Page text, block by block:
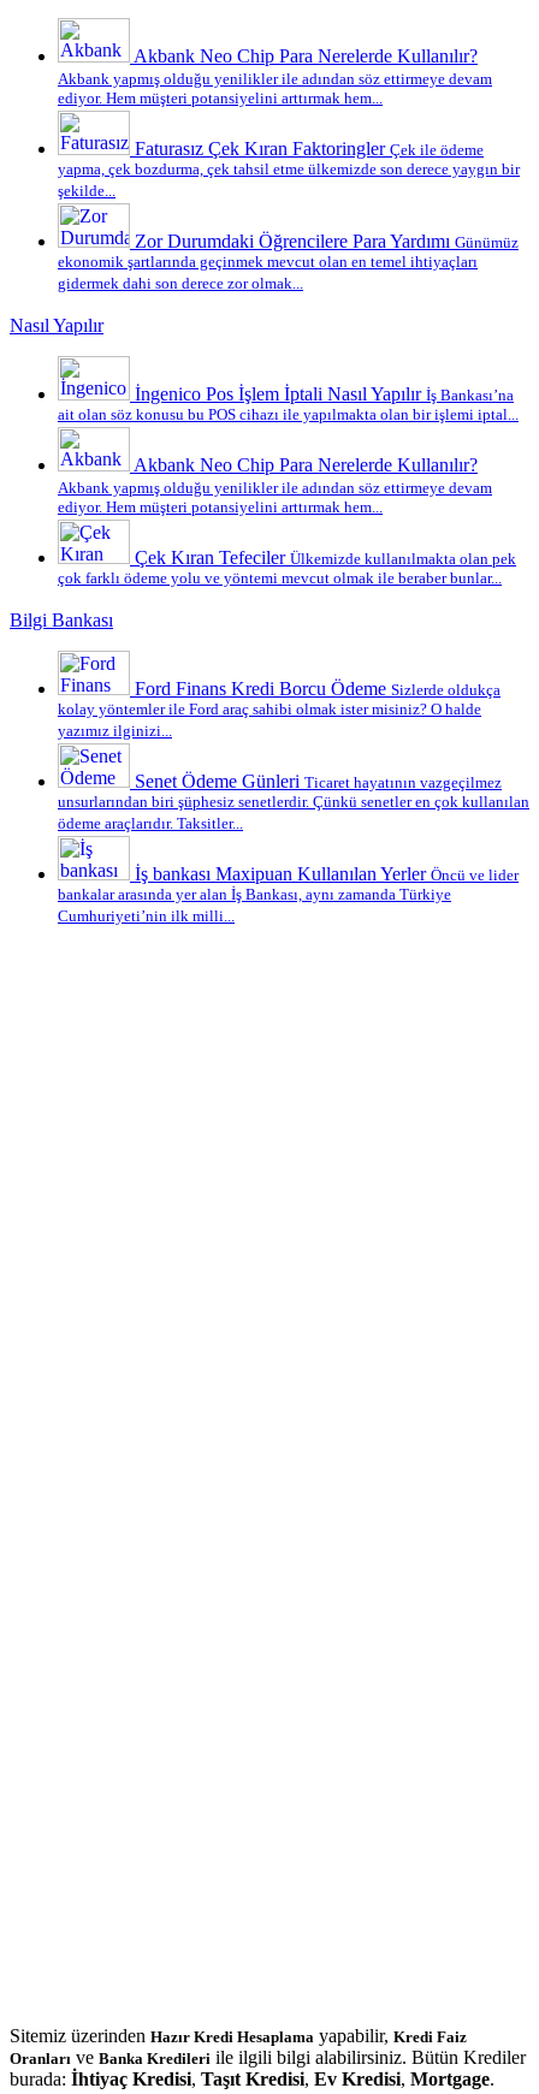
Akbank Neo Chip Para Nerelerde Kullanılır?
Akbank yapmış olduğu yenilikler ile adından söz ettirmeye devam
ediyor. Hem müşteri potansiyelini arttırmak hem...
Faturasız Çek Kıran Faktoringler Çek ile ödeme
yapma, çek bozdurma, çek tahsil etme ülkemizde son derece yaygın bir
şekilde...
Zor Durumdaki Öğrencilere Para Yardımı Günümüz
ekonomik şartlarında geçinmek mevcut olan en temel ihtiyaçları
gidermek dahi son derece zor olmak...
Nasıl Yapılır
İngenico Pos İşlem İptali Nasıl Yapılır İş Bankası’na
ait olan söz konusu bu POS cihazı ile yapılmakta olan bir işlemi iptal...
Akbank Neo Chip Para Nerelerde Kullanılır?
Akbank yapmış olduğu yenilikler ile adından söz ettirmeye devam
ediyor. Hem müşteri potansiyelini arttırmak hem...
Çek Kıran Tefeciler Ülkemizde kullanılmakta olan pek
çok farklı ödeme yolu ve yöntemi mevcut olmak ile beraber bunlar...
Bilgi Bankası
Ford Finans Kredi Borcu Ödeme Sizlerde oldukça
kolay yöntemler ile Ford araç sahibi olmak ister misiniz? O halde
yazımız ilginizi...
Senet Ödeme Günleri Ticaret hayatının vazgeçilmez
unsurlarından biri şüphesiz senetlerdir. Çünkü senetler en çok kullanılan
ödeme araçlarıdır. Taksitler...
İş bankası Maxipuan Kullanılan Yerler Öncü ve lider
bankalar arasında yer alan İş Bankası, aynı zamanda Türkiye
Cumhuriyeti’nin ilk milli...
Sitemiz üzerinden Hazır Kredi Hesaplama yapabilir, Kredi Faiz
Oranları ve Banka Kredileri ile ilgili bilgi alabilirsiniz. Bütün Krediler
burada: İhtiyaç Kredisi, Taşıt Kredisi, Ev Kredisi, Mortgage.